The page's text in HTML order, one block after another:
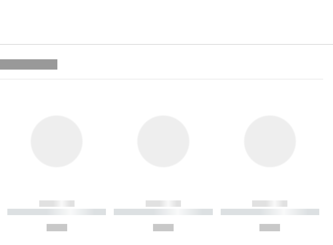
------------
----------- ----------- ----------
------------
----------- ----------- ----------
------------
----------- ----------- ----------